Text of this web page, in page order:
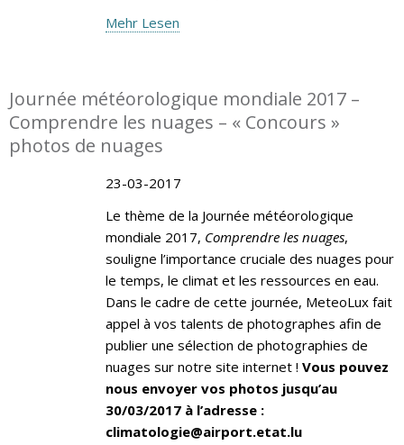
Mehr Lesen
Journée météorologique mondiale 2017 –
Comprendre les nuages – « Concours »
photos de nuages
23-03-2017
Le thème de la Journée météorologique
mondiale 2017, Comprendre les nuages,
souligne l’importance cruciale des nuages pour
le temps, le climat et les ressources en eau.
Dans le cadre de cette journée, MeteoLux fait
appel à vos talents de photographes afin de
publier une sélection de photographies de
nuages sur notre site internet ! Vous pouvez
nous envoyer vos photos jusqu’au
30/03/2017 à l’adresse :
climatologie@airport.etat.lu